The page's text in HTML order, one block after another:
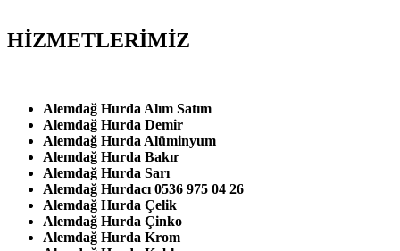
HİZMETLERİMİZ
Alemdağ Hurda Alım Satım
Alemdağ Hurda Demir
Alemdağ Hurda Alüminyum
Alemdağ Hurda Bakır
Alemdağ Hurda Sarı
Alemdağ Hurdacı 0536 975 04 26
Alemdağ Hurda Çelik
Alemdağ Hurda Çinko
Alemdağ Hurda Krom